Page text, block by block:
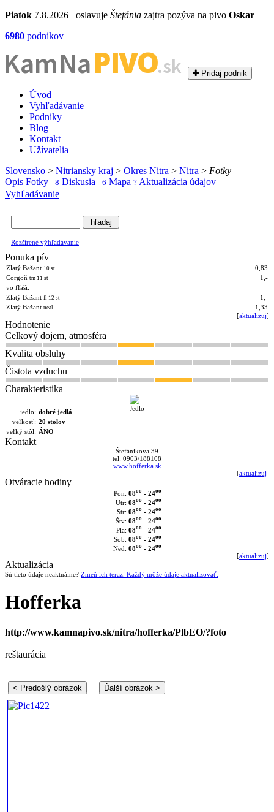
Piatok 7.8.2026 oslavuje Štefánia zajtra pozýva na pivo Oskar
6980 podnikov
Kam NaPIVO.sk Pridaj podnik
Úvod
Vyhľadávanie
Podniky
Blog
Kontakt
Užívatelia
Slovensko > Nitriansky kraj > Okres Nitra > Nitra > Fotky
Opis Fotky - 8 Diskusia - 6 Mapa ? Aktualizácia údajov
Vyhľadávanie
Rozšírené výhľadávanie
Ponuka pív
Zlatý Bažant 10 st
0,83
Corgoň tm 11 st
1,-
vo fľaši:
Zlatý Bažant fl 12 st
1,-
Zlatý Bažant neal.
1,33
[aktualizuj]
Hodnotenie
Celkový dojem, atmosféra
Kvalita obsluhy
Čistota vzduchu
Charakteristika
jedlo: dobré jedlá
veľkosť: 20 stolov
veľký stôl: ÁNO
Kontakt
Štefánikova 39
tel: 0903/188108
www.hofferka.sk
[aktualizuj]
Otváracie hodiny
Pon: 08oo- 24oo
Utr: 08oo- 24oo
Str: 08oo- 24oo
Štv: 08oo- 24oo
Pia: 08oo- 24oo
Sob: 08oo- 24oo
Ned: 08oo- 24oo
[aktualizuj]
Aktualizácia
Sú tieto údaje neaktuálne? Zmeň ich teraz. Každý môže údaje aktualizovať.
Hofferka
http://www.kamnapivo.sk/nitra/hofferka/PlbEO/?foto
reštaurácia